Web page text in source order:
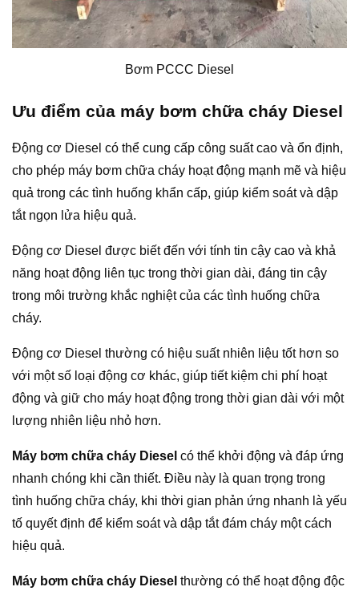
Bơm PCCC Diesel
Ưu điểm của máy bơm chữa cháy Diesel
Động cơ Diesel có thể cung cấp công suất cao và ổn định,
cho phép máy bơm chữa cháy hoạt động mạnh mẽ và hiệu
quả trong các tình huống khẩn cấp, giúp kiểm soát và dập
tắt ngọn lửa hiệu quả.
Động cơ Diesel được biết đến với tính tin cậy cao và khả
năng hoạt động liên tục trong thời gian dài, đáng tin cậy
trong môi trường khắc nghiệt của các tình huống chữa
cháy.
Động cơ Diesel thường có hiệu suất nhiên liệu tốt hơn so
với một số loại động cơ khác, giúp tiết kiệm chi phí hoạt
động và giữ cho máy hoạt động trong thời gian dài với một
lượng nhiên liệu nhỏ hơn.
Máy bơm chữa cháy Diesel có thể khởi động và đáp ứng
nhanh chóng khi cần thiết. Điều này là quan trọng trong
tình huống chữa cháy, khi thời gian phản ứng nhanh là yếu
tố quyết định để kiểm soát và dập tắt đám cháy một cách
hiệu quả.
Máy bơm chữa cháy Diesel thường có thể hoạt động độc